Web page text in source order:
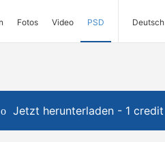
Fotos Video PSD Deutsch
Jetzt herunterladen - 1 credit